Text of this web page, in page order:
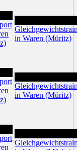
in Waren (Müritz)
in Waren (Müritz)